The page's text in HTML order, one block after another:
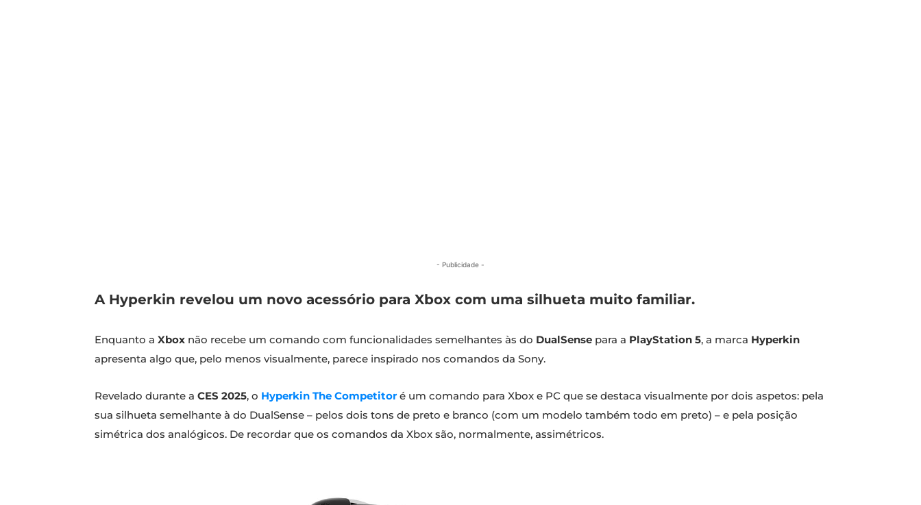
- Publicidade -
A Hyperkin revelou um novo acessório para Xbox com uma silhueta muito familiar.
Enquanto a Xbox não recebe um comando com funcionalidades semelhantes às do DualSense para a PlayStation 5, a marca Hyperkin
apresenta algo que, pelo menos visualmente, parece inspirado nos comandos da Sony.
Revelado durante a CES 2025, o Hyperkin The Competitoré um comando para Xbox e PC que se destaca visualmente por dois aspetos: pela
sua silhueta semelhante à do DualSense – pelos dois tons de preto e branco (com um modelo também todo em preto) – e pela posição
simétrica dos analógicos. De recordar que os comandos da Xbox são, normalmente, assimétricos.